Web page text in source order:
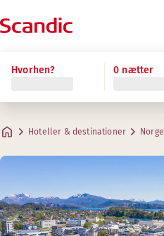
Hvorhen? 0 nætter
Hoteller & destinationer Norge